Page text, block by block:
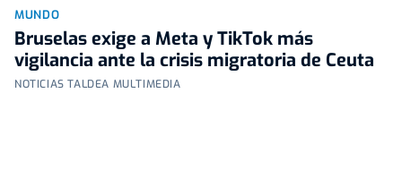
MUNDO
Bruselas exige a Meta y TikTok más
vigilancia ante la crisis migratoria de Ceuta
NOTICIAS TALDEA MULTIMEDIA